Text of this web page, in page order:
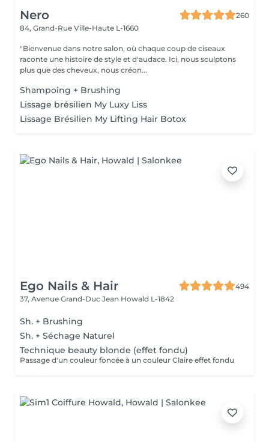
Nero
260
84, Grand-Rue Ville-Haute L-1660
"Bienvenue dans notre salon, où chaque coup de ciseaux
raconte une histoire de style et d'audace. Ici, nous sculptons
plus que des cheveux, nous créon...
Shampoing + Brushing
Lissage brésilien My Luxy Liss
Lissage Brésilien My Lifting Hair Botox
Ego Nails & Hair
494
37, Avenue Grand-Duc Jean Howald L-1842
Sh. + Brushing
Sh. + Séchage Naturel
Technique beauty blonde (effet fondu)
Passage d'un couleur foncée à un couleur Claire effet fondu